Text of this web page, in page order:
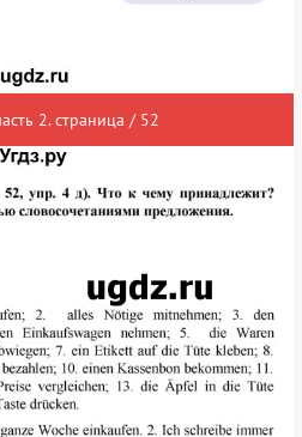
2. страница / 52